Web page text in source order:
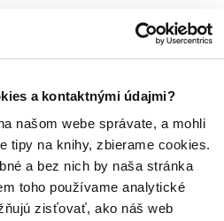
a kontaktnými údajmi?
našom webe správate, a mohli
tipy na knihy, zbierame cookies.
a bez nich by naša stránka
toho používame analytické
zisťovať, ako náš web